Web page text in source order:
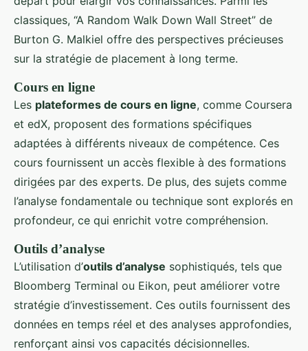
classiques, “A Random Walk Down Wall Street” de
Burton G. Malkiel offre des perspectives précieuses
sur la stratégie de placement à long terme.
Cours en ligne
Les plateformes de cours en ligne, comme Coursera
et edX, proposent des formations spécifiques
adaptées à différents niveaux de compétence. Ces
cours fournissent un accès flexible à des formations
dirigées par des experts. De plus, des sujets comme
l’analyse fondamentale ou technique sont explorés en
profondeur, ce qui enrichit votre compréhension.
Outils d’analyse
L’utilisation d’outils d’analyse sophistiqués, tels que
Bloomberg Terminal ou Eikon, peut améliorer votre
stratégie d’investissement. Ces outils fournissent des
données en temps réel et des analyses approfondies,
renforçant ainsi vos capacités décisionnelles.